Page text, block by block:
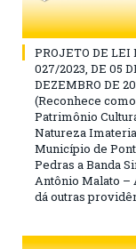
PROJETO DE LEI
027/2023, DE 05
DEZEMBRO DE
(Reconhece como
Patrimônio
Natureza
Município de
Pedras a Banda
Antônio Malato –
dá outras